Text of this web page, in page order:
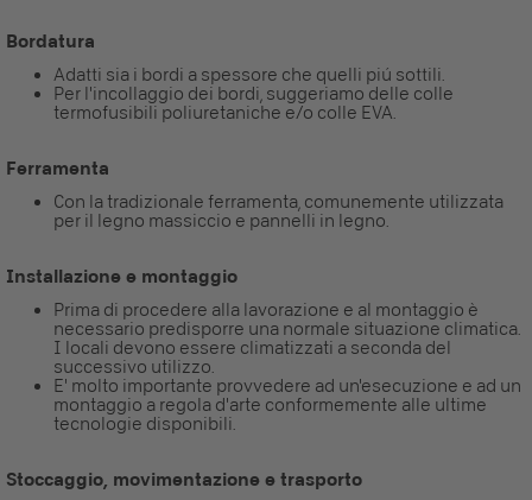
Bordatura
Adatti sia i bordi a spessore che quelli piú sottili.
Per l'incollaggio dei bordi, suggeriamo delle colle
termofusibili poliuretaniche e/o colle EVA.
Ferramenta
Con la tradizionale ferramenta, comunemente utilizzata
per il legno massiccio e pannelli in legno.
Installazione e montaggio
Prima di procedere alla lavorazione e al montaggio è
necessario predisporre una normale situazione climatica.
I locali devono essere climatizzati a seconda del
successivo utilizzo.
E' molto importante provvedere ad un'esecuzione e ad un
montaggio a regola d'arte conformemente alle ultime
tecnologie disponibili.
Stoccaggio, movimentazione e trasporto